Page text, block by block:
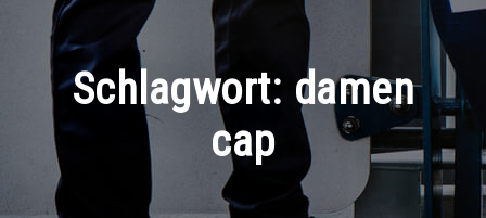
Schlagwort: damen
cap